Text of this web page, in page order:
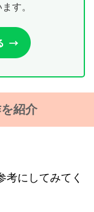
す。
紹介
考にしてみてく